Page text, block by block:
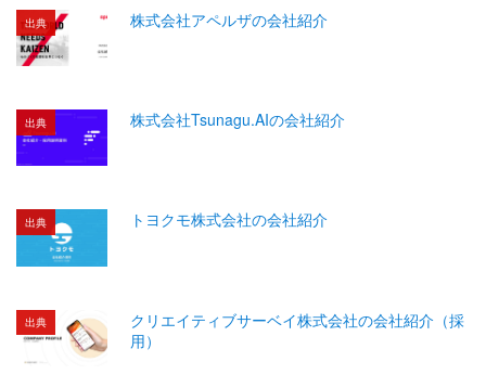
出典 株式会社アペルザの会社紹介
出典 株式会社Tsunagu.AIの会社紹介
出典 トヨクモ株式会社の会社紹介
出典
クリエイティブサーベイ株式会社の会社紹介（採
用）